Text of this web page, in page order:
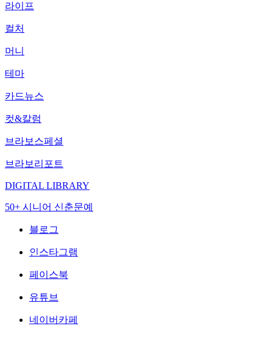
라이프
컬처
머니
테마
카드뉴스
컷&칼럼
브라보스페셜
브라보리포트
DIGITAL LIBRARY
50+ 시니어 신춘문예
블로그
인스타그램
페이스북
유튜브
네이버카페